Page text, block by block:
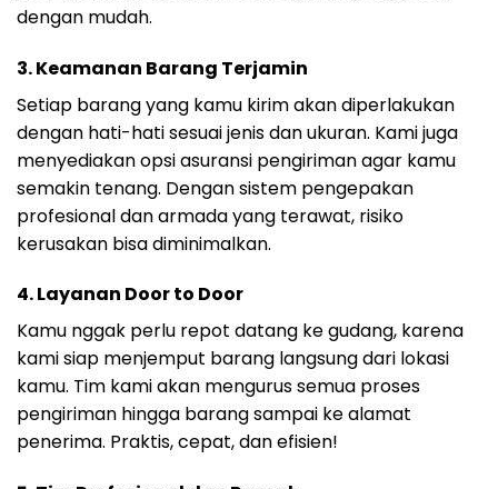
dengan mudah.
3. Keamanan Barang Terjamin
Setiap barang yang kamu kirim akan diperlakukan
dengan hati-hati sesuai jenis dan ukuran. Kami juga
menyediakan opsi asuransi pengiriman agar kamu
semakin tenang. Dengan sistem pengepakan
profesional dan armada yang terawat, risiko
kerusakan bisa diminimalkan.
4. Layanan Door to Door
Kamu nggak perlu repot datang ke gudang, karena
kami siap menjemput barang langsung dari lokasi
kamu. Tim kami akan mengurus semua proses
pengiriman hingga barang sampai ke alamat
penerima. Praktis, cepat, dan efisien!